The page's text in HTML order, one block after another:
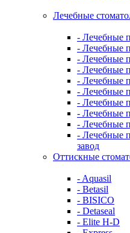
Лечебные
- Лечебные
- Лечебные
- Лечебные
- Лечебные
- Лечебные
- Лечебные
- Лечебные
- Лечебные
- Лечебные
- Лечебные
завод
Оттискные
- Aquasil
- Betasil
- BISICO
- Detaseal
- Elite H-D